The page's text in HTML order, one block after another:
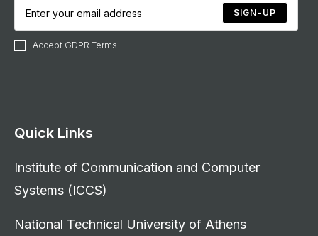
SIGN-UP
Accept GDPR Terms
Quick Links
Institute of Communication and Computer
Systems (ICCS)
National Technical University of Athens